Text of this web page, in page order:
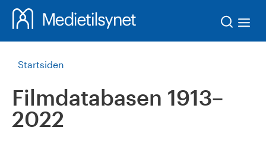
Startsiden
Filmdatabasen 1913–
2022